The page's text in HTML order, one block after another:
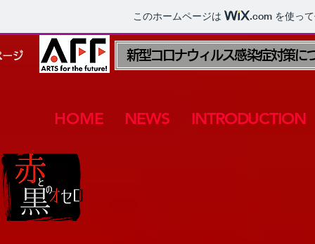
このホームページは .comを使って
ージ 新型コロナウィルス感染症対策に
HOME NEWS INTRODUCTION